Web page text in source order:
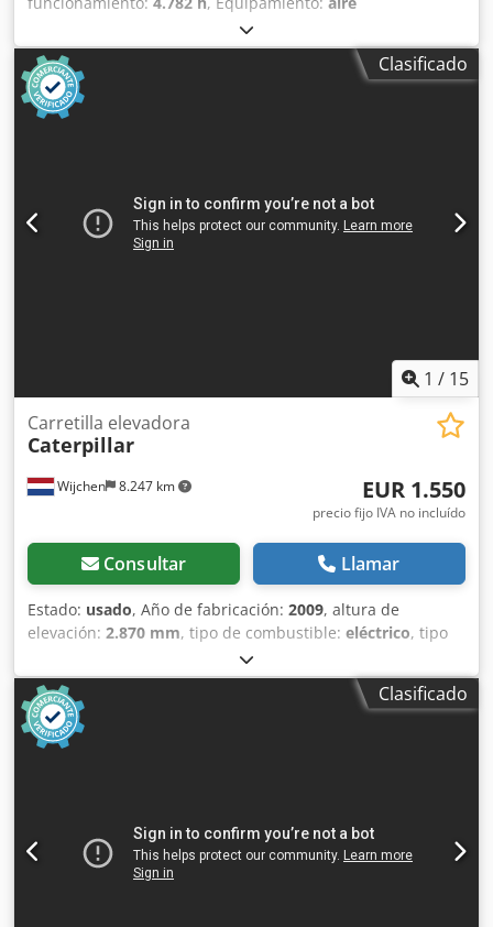
, Peso en vacío: 22.300 kg Dimensiones
(lxanxal): 957 x 255 x 308 cm Ancho de cadena de oruga: 50
cm = Más opciones y accesorios = Chsdjy Nct Eopfx Ai Aja -
Climatizador = Comentarios = Ubicación: Casarrubios del
monte (Toledo) Excavadora de segunda mano de 23,5 tn.
Matriculada: No Aire acondicionado: Climatizador Alcance:
9.450 mm Altura excav: 9.240 mm Profundidad excav:
6.290 mm Anchura de la oruga: 500 mm Brazo/Balancín:
Clasificado
1 / 15
Wijchen 8.247 km
Carretilla elevadora
Caterpillar
EUR 1.550
precio fijo IVA no incluído
Consultar Llamar
Estado: usado, Año de fabricación: 2009, altura de
elevación: 2.870 mm, tipo de combustible: eléctrico, tipo
, longitud de la horquilla:
altura total:1.950 mm, longitud total:1.960 mm, ancho
total:850 mm
, Peso en vacío: 1270 kg
Capacidad de elevación: 1200 kg - Año de fabricación: 2009
- Documentación disponible: Sí Codszrmglepfx Ai Aeha -
Altura de elevación: 2870 mm - Altura de paso: 1950 mm -
Longitud de las horquillas: 1140 mm - Anchura de las
horquillas: 560 mm - Mástil: Dúplex - Transmisión:
Clasificado